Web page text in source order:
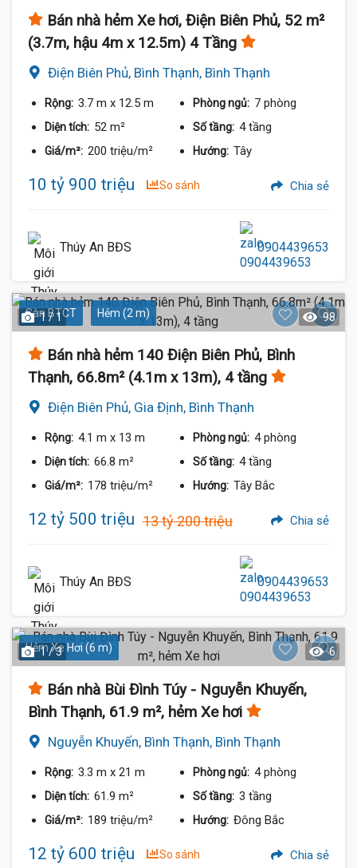
Bán nhà hẻm Xe hơi, Điện Biên Phủ, 52 m²
(3.7m, hậu 4m x 12.5m) 4 Tầng
Điện Biên Phủ, Bình Thạnh, Bình Thạnh
Rộng: 3.7 m x 12.5 m Phòng ngủ: 7 phòng
Diện tích: 52 m² Số tầng: 4 tầng
Giá/m²: 200 triệu/m² Hướng: Tây
10 tỷ 900 triệu So sánh Chia sẻ
Thúy An BĐS 0904439653
Sàn BTCT Hẻm (2 m)
1 / 1 98
Bán nhà hẻm 140 Điện Biên Phủ, Bình
Thạnh, 66.8m² (4.1m x 13m), 4 tầng
Điện Biên Phủ, Gia Định, Bình Thạnh
Rộng: 4.1 m x 13 m Phòng ngủ: 4 phòng
Diện tích: 66.8 m² Số tầng: 4 tầng
Giá/m²: 178 triệu/m² Hướng: Tây Bắc
12 tỷ 500 triệu 13 tỷ 200 triệu Chia sẻ
Thúy An BĐS 0904439653
Hẻm Xe Hơi (6 m)
1 / 3 6
Bán nhà Bùi Đình Túy - Nguyễn Khuyến,
Bình Thạnh, 61.9 m², hẻm Xe hơi
Nguyễn Khuyến, Bình Thạnh, Bình Thạnh
Rộng: 3.3 m x 21 m Phòng ngủ: 4 phòng
Diện tích: 61.9 m² Số tầng: 3 tầng
Giá/m²: 189 triệu/m² Hướng: Đông Bắc
12 tỷ 600 triệu So sánh Chia sẻ